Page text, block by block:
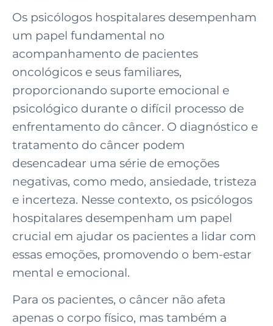
Os psicólogos hospitalares desempenham
um papel fundamental no
acompanhamento de pacientes
oncológicos e seus familiares,
proporcionando suporte emocional e
psicológico durante o difícil processo de
enfrentamento do câncer. O diagnóstico e
tratamento do câncer podem
desencadear uma série de emoções
negativas, como medo, ansiedade, tristeza
e incerteza. Nesse contexto, os psicólogos
hospitalares desempenham um papel
crucial em ajudar os pacientes a lidar com
essas emoções, promovendo o bem-estar
mental e emocional.
Para os pacientes, o câncer não afeta
apenas o corpo físico, mas também a